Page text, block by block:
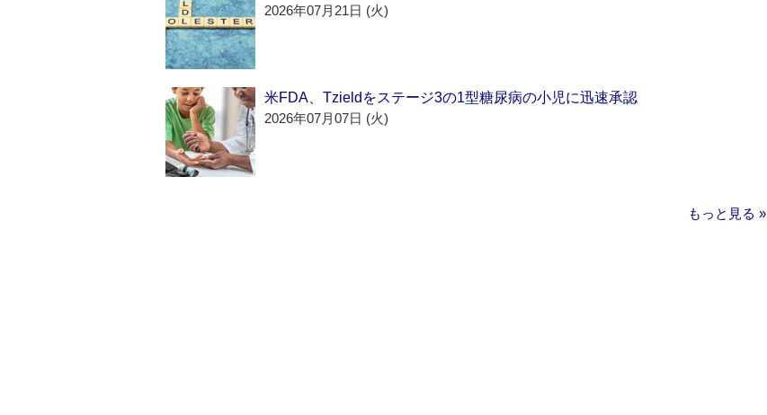
2026年07月21日 (火)
米FDA、Tzieldをステージ3の1型糖尿病の小児に迅速承認
2026年07月07日 (火)
もっと見る »